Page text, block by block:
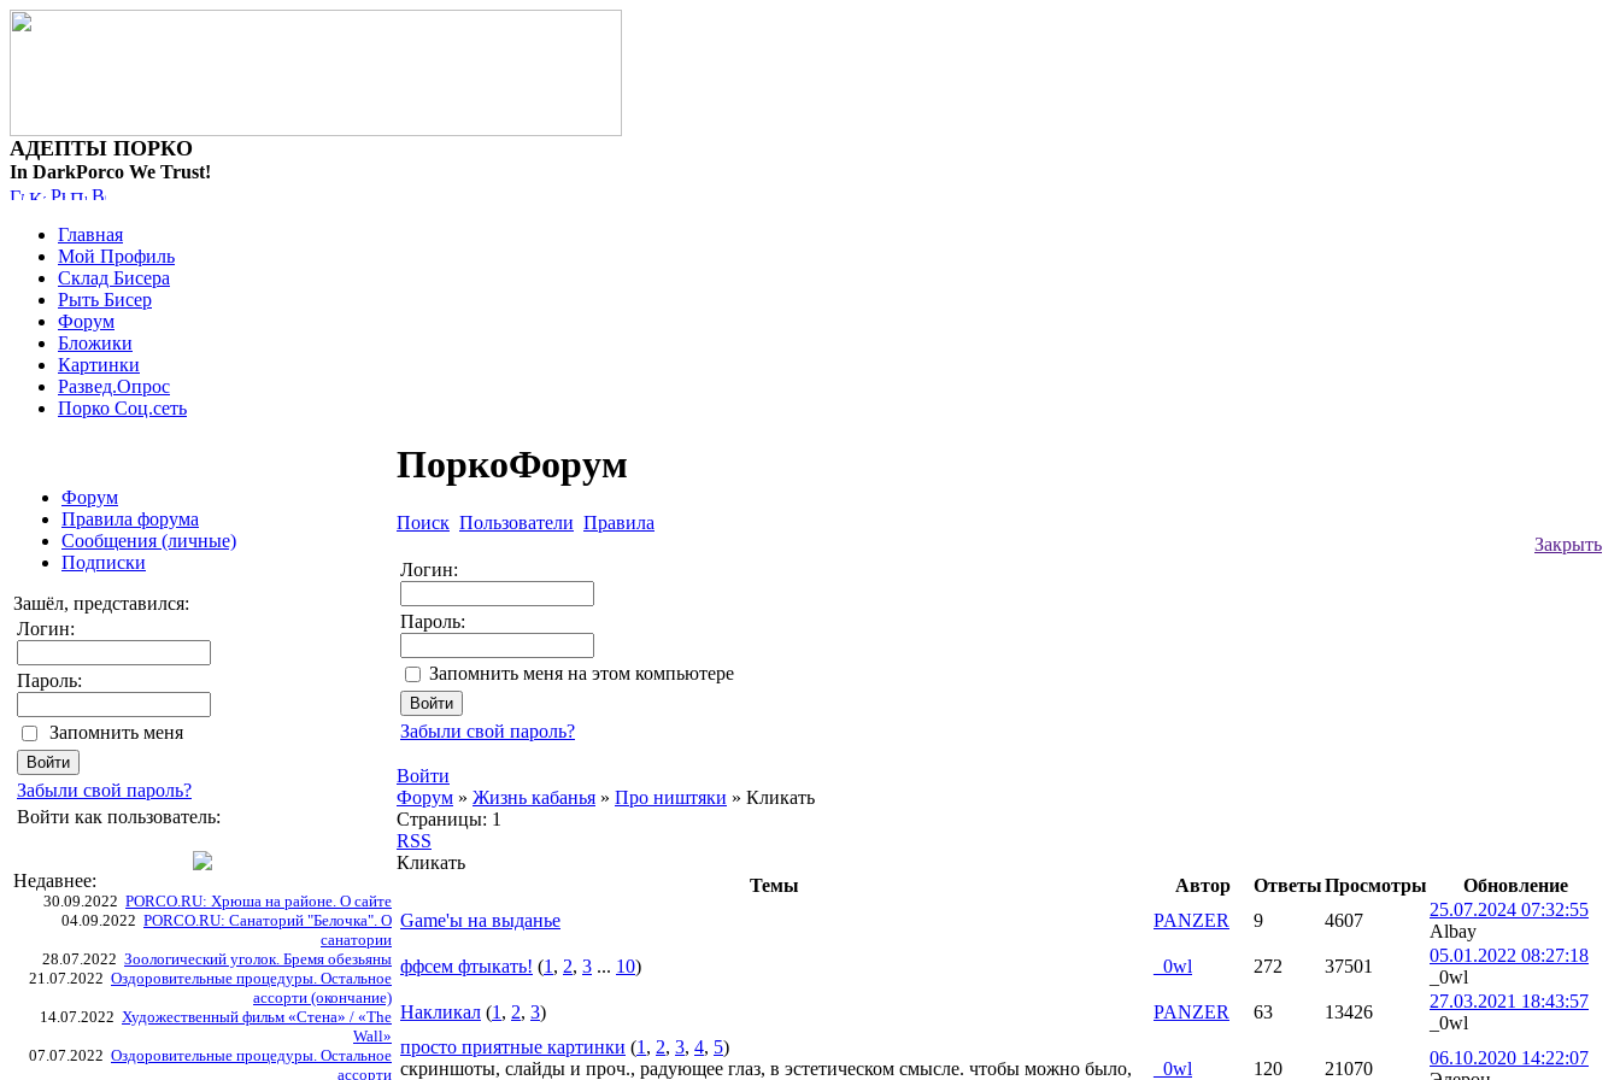
АДЕПТЫ ПОРКО
In DarkPorco We Trust!
Главная
Мой Профиль
Склад Бисера
Рыть Бисер
Форум
Бложики
Картинки
Развед.Опрос
Порко Соц.сеть
Форум
Правила форума
Сообщения (личные)
Подписки
Зашёл, представился:
Логин:
Пароль:
Запомнить меня
Забыли свой пароль?
Войти как пользователь:
Недавнее:
30.09.2022 PORCO.RU: Хрюша на районе. О сайте
04.09.2022 PORCO.RU: Санаторий "Белочка". О
санатории
28.07.2022 Зоологический уголок. Бремя обезьяны
21.07.2022 Оздоровительные процедуры. Остальное
ассорти (окончание)
14.07.2022 Художественный фильм «Стена» / «The
Wall»
07.07.2022 Оздоровительные процедуры. Остальное
ассорти
ПоркоФорум
Поиск Пользователи Правила
Закрыть
Логин:
Пароль:
Запомнить меня на этом компьютере
Забыли свой пароль?
Войти
Форум » Жизнь кабанья » Про ништяки » Кликать
Страницы: 1
RSS
Кликать
Темы
Автор ОтветыПросмотры
Обновление
Game'ы на выданье
PANZER 9 4607
25.07.2024 07:32:55
Albay
ффсем фтыкать! (1, 2, 3 ... 10) _0wl 272 37501
05.01.2022 08:27:18
_0wl
Накликал (1, 2, 3) PANZER 63 13426
27.03.2021 18:43:57
_0wl
просто приятные картинки (1, 2, 3, 4, 5)
скриншоты, слайды и проч., радующее глаз, в эстетическом смысле. чтобы можно было,
_0wl 120 21070
06.10.2020 14:22:07